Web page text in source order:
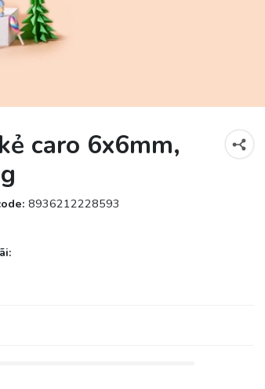
caro 6x6mm,
8936212228593